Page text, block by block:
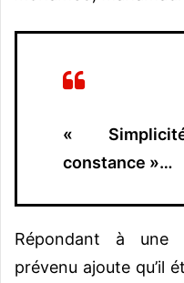
«
constance »…
Répondant à une
prévenu ajoute qu’il